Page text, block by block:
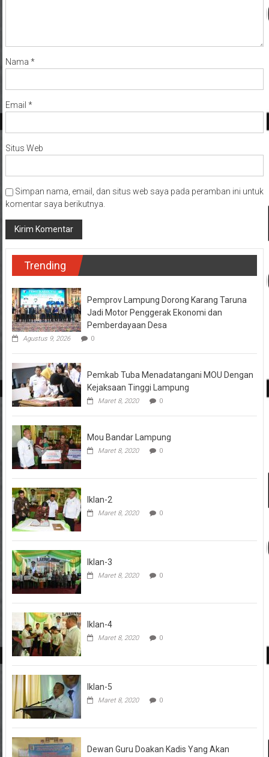
Nama *
Email *
Situs Web
Simpan nama, email, dan situs web saya pada peramban ini untuk
komentar saya berikutnya.
Trending
Pemprov Lampung Dorong Karang Taruna
Jadi Motor Penggerak Ekonomi dan
Pemberdayaan Desa
Agustus 9, 2026 0
Pemkab Tuba Menadatangani MOU Dengan
Kejaksaan Tinggi Lampung
Maret 8, 2020 0
Mou Bandar Lampung
Maret 8, 2020 0
Iklan-2
Maret 8, 2020 0
Iklan-3
Maret 8, 2020 0
Iklan-4
Maret 8, 2020 0
Iklan-5
Maret 8, 2020 0
Dewan Guru Doakan Kadis Yang Akan